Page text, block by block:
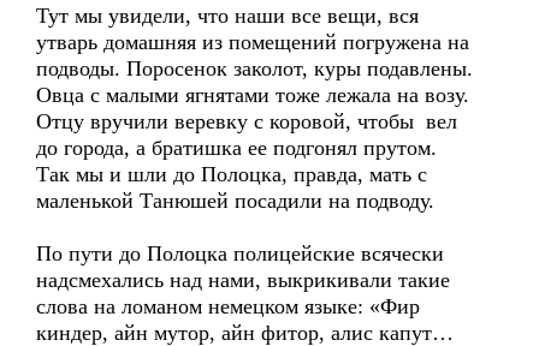
Тут мы увидели, что наши все вещи, вся
утварь домашняя из помещений погружена на
подводы. Поросенок заколот, куры подавлены.
Овца с малыми ягнятами тоже лежала на возу.
Отцу вручили веревку с коровой, чтобы вел
до города, а братишка ее подгонял прутом.
Так мы и шли до Полоцка, правда, мать с
маленькой Танюшей посадили на подводу.
По пути до Полоцка полицейские всячески
надсмехались над нами, выкрикивали такие
слова на ломаном немецком языке: «Фир
киндер, айн мутор, айн фитор, алис капут…